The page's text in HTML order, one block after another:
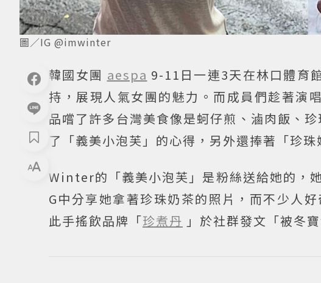
圖／IG @imwinter
韓國女團 aespa 9-11日一連3天在林口體育
持，展現人氣女團的魅力。而成員們趁著演
品嚐了許多台灣美食像是蚵仔煎、滷肉飯、
了「義美小泡芙」的心得，另外還捧著「珍珠
Winter的「義美小泡芙」是粉絲送給她的，
G中分享她拿著珍珠奶茶的照片，而不少人
此手搖飲品牌「珍煮丹 」於社群發文「被冬